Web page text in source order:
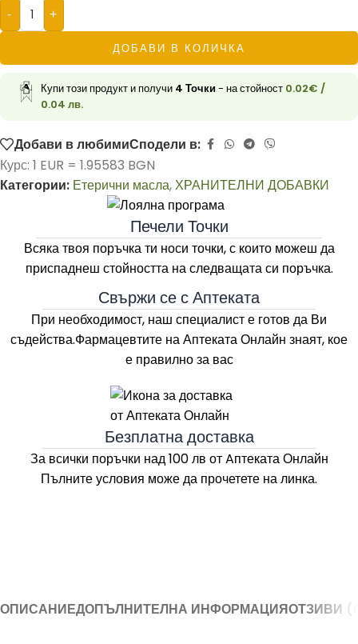
- +
ДОБАВИ В КОЛИЧКА
Купи този продукт и получи 4 Точки- на стойност 0.02€ /
0.04 лв.
Добави в любимиСподели в:
Курс: 1 EUR = 1.95583 BGN
Категории: Етерични масла,ХРАНИТЕЛНИ ДОБАВКИ
Печели Точки
Всяка твоя поръчка ти носи точки, с които можеш да
приспаднеш стойността на следващата си поръчка.
Свържи се с Аптеката
При необходимост, наш специалист е готов да Ви
съдейства.Фармацевтите наАптеката Онлайн знаят, кое
е правилно за вас
Безплатна доставка
За всички поръчки над 100 лв от Aптеката Онлайн
Пълните условия може да прочетете на линка.
ОПИСАНИЕДОПЪЛНИТЕЛНА ИНФОРМАЦИЯОТЗИВИ